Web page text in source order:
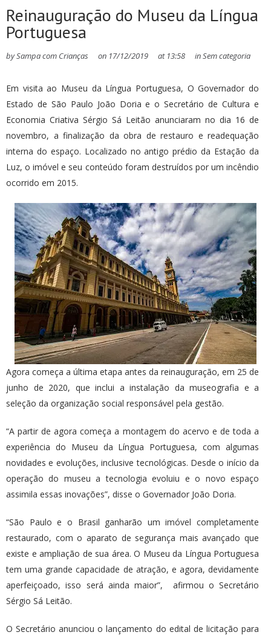
Reinauguração do Museu da Língua
Portuguesa
bySampa com Crianças on 17/12/2019 at 13:58 inSem categoria
Em visita ao Museu da Língua Portuguesa, O Governador do
Estado de São Paulo João Doria e o Secretário de Cultura e
Economia Criativa Sérgio Sá Leitão anunciaram no dia 16 de
novembro, a finalização da obra de restauro e readequação
interna do espaço. Localizado no antigo prédio da Estação da
Luz, o imóvel e seu conteúdo foram destruídos por um incêndio
ocorrido em 2015.
Agora começa a última etapa antes da reinauguração, em 25 de
junho de 2020, que inclui a instalação da museografia e a
seleção da organização social responsável pela gestão.
“A partir de agora começa a montagem do acervo e de toda a
experiência do Museu da Língua Portuguesa, com algumas
novidades e evoluções, inclusive tecnológicas. Desde o início da
operação do museu a tecnologia evoluiu e o novo espaço
assimila essas inovações”, disse o Governador João Doria.
“São Paulo e o Brasil ganharão um imóvel completamente
restaurado, com o aparato de segurança mais avançado que
existe e ampliação de sua área. O Museu da Língua Portuguesa
tem uma grande capacidade de atração, e agora, devidamente
aperfeiçoado, isso será ainda maior”, afirmou o Secretário
Sérgio Sá Leitão.
O Secretário anunciou o lançamento do edital de licitação para